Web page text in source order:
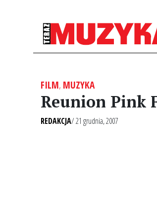
FILM, MUZYKA
Reunion Pink
REDAKCJA/ 21 grudnia, 2007